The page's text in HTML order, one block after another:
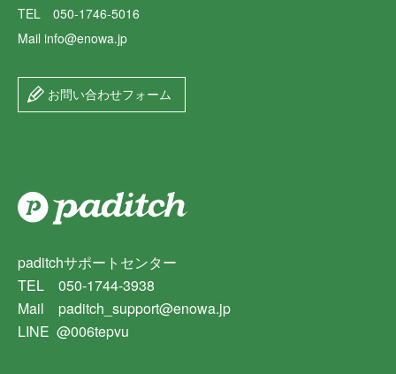
TEL 050-1746-5016
Mail info@enowa.jp
お問い合わせフォーム
paditchサポートセンター
TEL 050-1744-3938
Mail paditch_support@enowa.jp
LINE @006tepvu